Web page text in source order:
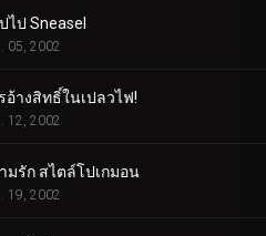
ไป Sneasel
05, 2002
อ้างสิทธิ์ในเปลวไฟ!
12, 2002
มรัก สไตล์โปเกมอน
19, 2002